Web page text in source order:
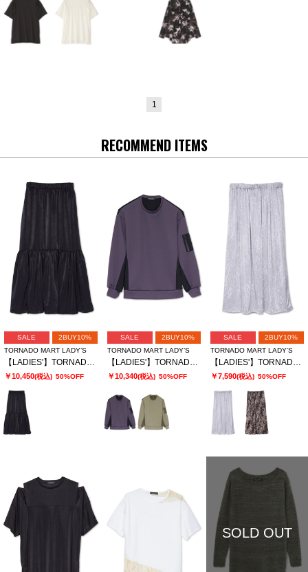
1
RECOMMEND ITEMS
SALE
2BUY10%
TORNADO MART LADY’S
【LADIES'】TORNADO MART∴サテンティアードスカート
￥10,450(税込) 50%OFF
SALE
2BUY10%
TORNADO MART LADY’S
【LADIES'】TORNADO MART∴ダブルサテン切替プルオーバー
￥10,340(税込) 50%OFF
SALE
2BUY10%
TORNADO MART LADY’S
【LADIES'】TORNADO MART∴レオパードプリントイージースカート
￥7,590(税込) 50%OFF
SOLD OUT